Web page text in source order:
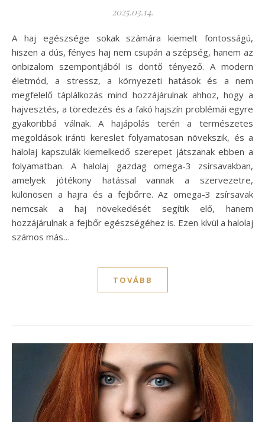
2025.03.14.
A haj egészsége sokak számára kiemelt fontosságú,
hiszen a dús, fényes haj nem csupán a szépség, hanem az
önbizalom szempontjából is döntő tényező. A modern
életmód, a stressz, a környezeti hatások és a nem
megfelelő táplálkozás mind hozzájárulnak ahhoz, hogy a
hajvesztés, a töredezés és a fakó hajszín problémái egyre
gyakoribbá válnak. A hajápolás terén a természetes
megoldások iránti kereslet folyamatosan növekszik, és a
halolaj kapszulák kiemelkedő szerepet játszanak ebben a
folyamatban. A halolaj gazdag omega-3 zsírsavakban,
amelyek jótékony hatással vannak a szervezetre,
különösen a hajra és a fejbőrre. Az omega-3 zsírsavak
nemcsak a haj növekedését segítik elő, hanem
hozzájárulnak a fejbőr egészségéhez is. Ezen kívül a halolaj
számos más…
TOVÁBB